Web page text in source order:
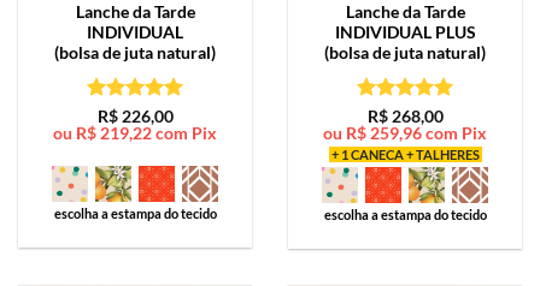
Lanche da Tarde
INDIVIDUAL
(bolsa de juta natural)
Avaliação5
de 5
R$226,00
ou R$219,22com Pix
escolha a estampa do tecido
Lanche da Tarde
INDIVIDUAL PLUS
(bolsa de juta natural)
Avaliação5
de 5
R$268,00
ou R$259,96com Pix
+ 1 CANECA + TALHERES
escolha a estampa do tecido